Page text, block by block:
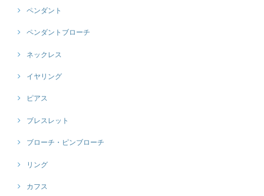
ペンダント
ペンダントブローチ
ネックレス
イヤリング
ピアス
ブレスレット
ブローチ・ピンブローチ
リング
カフス